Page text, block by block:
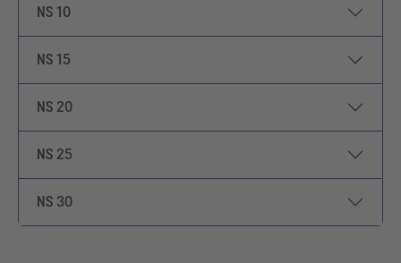
NS 10
NS 15
NS 20
NS 25
NS 30